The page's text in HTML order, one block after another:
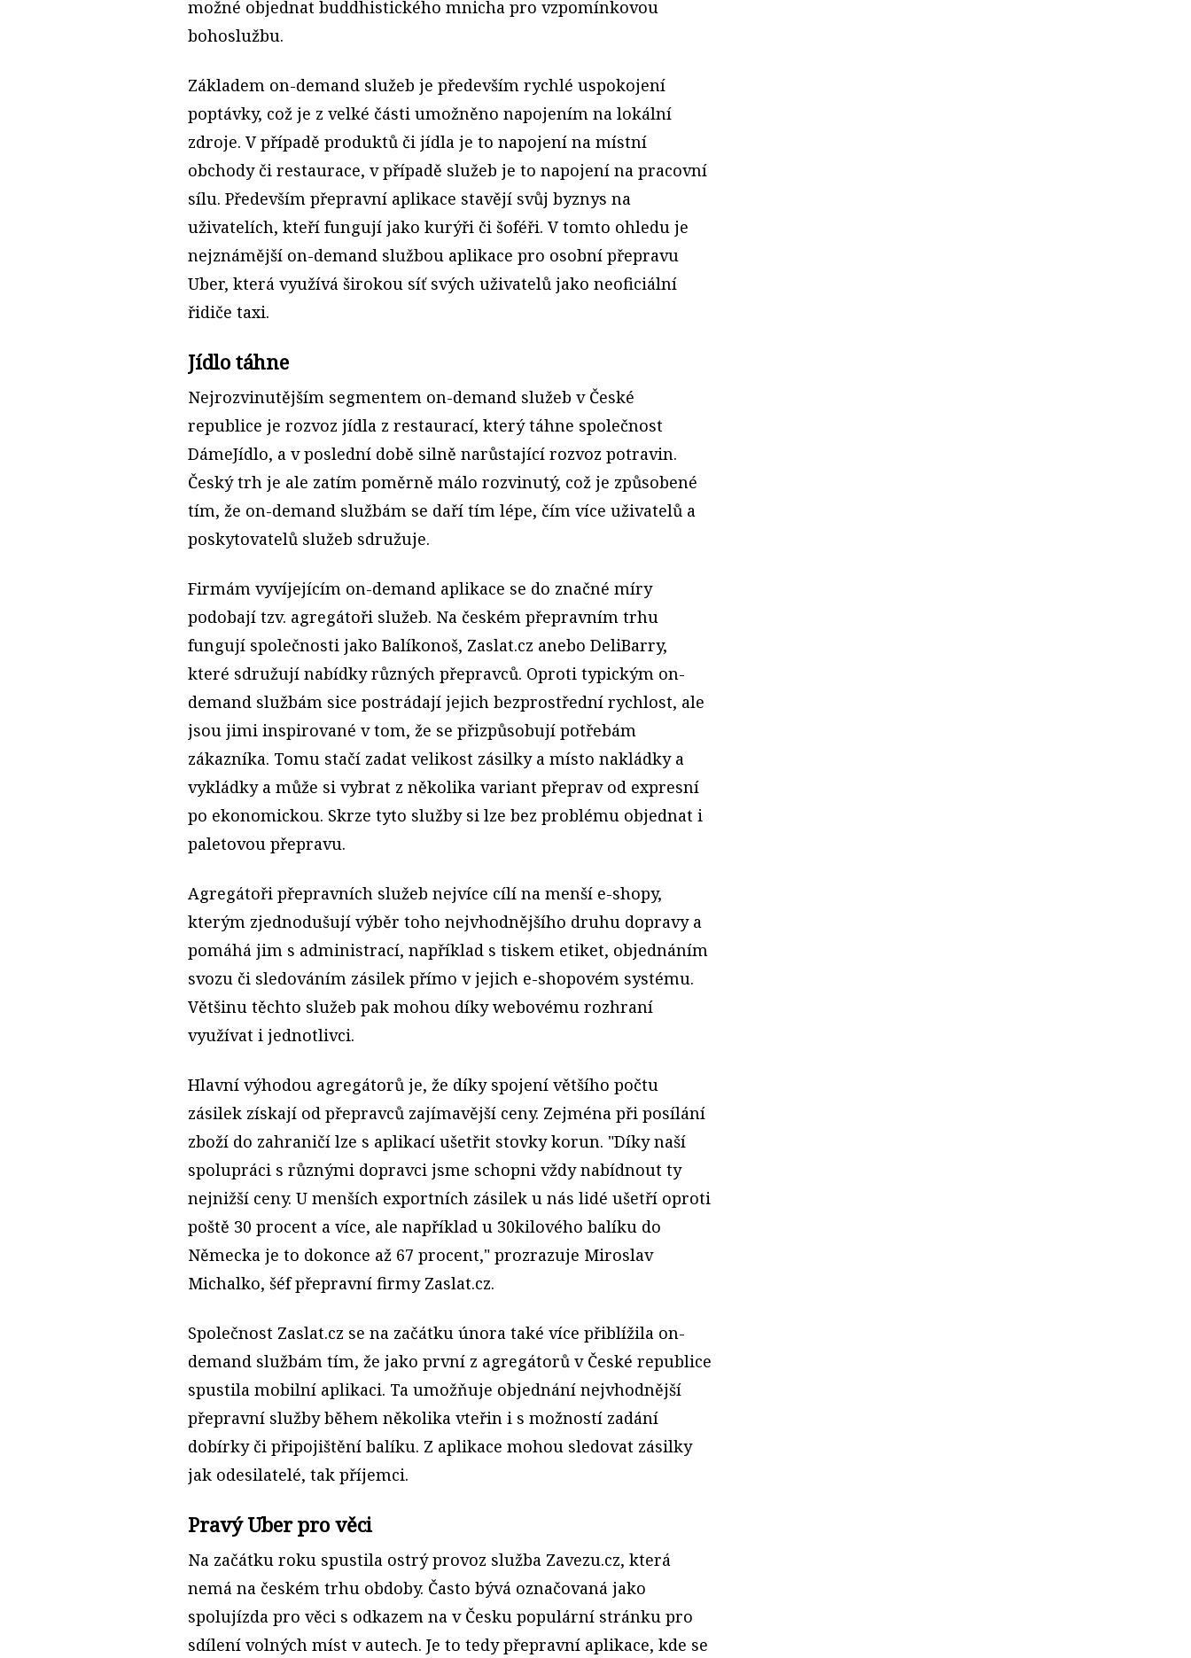
možné objednat buddhistického mnicha pro vzpomínkovou
bohoslužbu.
Základem on-demand služeb je především rychlé uspokojení
poptávky, což je z velké části umožněno napojením na lokální
zdroje. V případě produktů či jídla je to napojení na místní
obchody či restaurace, v případě služeb je to napojení na pracovní
sílu. Především přepravní aplikace stavějí svůj byznys na
uživatelích, kteří fungují jako kurýři či šoféři. V tomto ohledu je
nejznámější on-demand službou aplikace pro osobní přepravu
Uber, která využívá širokou síť svých uživatelů jako neoficiální
řidiče taxi.
Jídlo táhne
Nejrozvinutějším segmentem on-demand služeb v České
republice je rozvoz jídla z restaurací, který táhne společnost
DámeJídlo, a v poslední době silně narůstající rozvoz potravin.
Český trh je ale zatím poměrně málo rozvinutý, což je způsobené
tím, že on-demand službám se daří tím lépe, čím více uživatelů a
poskytovatelů služeb sdružuje.
Firmám vyvíjejícím on-demand aplikace se do značné míry
podobají tzv. agregátoři služeb. Na českém přepravním trhu
fungují společnosti jako Balíkonoš, Zaslat.cz anebo DeliBarry,
které sdružují nabídky různých přepravců. Oproti typickým on-
demand službám sice postrádají jejich bezprostřední rychlost, ale
jsou jimi inspirované v tom, že se přizpůsobují potřebám
zákazníka. Tomu stačí zadat velikost zásilky a místo nakládky a
vykládky a může si vybrat z několika variant přeprav od expresní
po ekonomickou. Skrze tyto služby si lze bez problému objednat i
paletovou přepravu.
Agregátoři přepravních služeb nejvíce cílí na menší e-shopy,
kterým zjednodušují výběr toho nejvhodnějšího druhu dopravy a
pomáhá jim s administrací, například s tiskem etiket, objednáním
svozu či sledováním zásilek přímo v jejich e-shopovém systému.
Většinu těchto služeb pak mohou díky webovému rozhraní
využívat i jednotlivci.
Hlavní výhodou agregátorů je, že díky spojení většího počtu
zásilek získají od přepravců zajímavější ceny. Zejména při posílání
zboží do zahraničí lze s aplikací ušetřit stovky korun. "Díky naší
spolupráci s různými dopravci jsme schopni vždy nabídnout ty
nejnižší ceny. U menších exportních zásilek u nás lidé ušetří oproti
poště 30 procent a více, ale například u 30kilového balíku do
Německa je to dokonce až 67 procent," prozrazuje Miroslav
Michalko, šéf přepravní firmy Zaslat.cz.
Společnost Zaslat.cz se na začátku února také více přiblížila on-
demand službám tím, že jako první z agregátorů v České republice
spustila mobilní aplikaci. Ta umožňuje objednání nejvhodnější
přepravní služby během několika vteřin i s možností zadání
dobírky či připojištění balíku. Z aplikace mohou sledovat zásilky
jak odesilatelé, tak příjemci.
Pravý Uber pro věci
Na začátku roku spustila ostrý provoz služba Zavezu.cz, která
nemá na českém trhu obdoby. Často bývá označovaná jako
spolujízda pro věci s odkazem na v Česku populární stránku pro
sdílení volných míst v autech. Je to tedy přepravní aplikace, kde se